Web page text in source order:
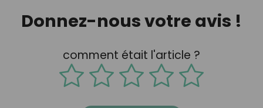
Donnez-nous votre avis !
comment était l'article ?